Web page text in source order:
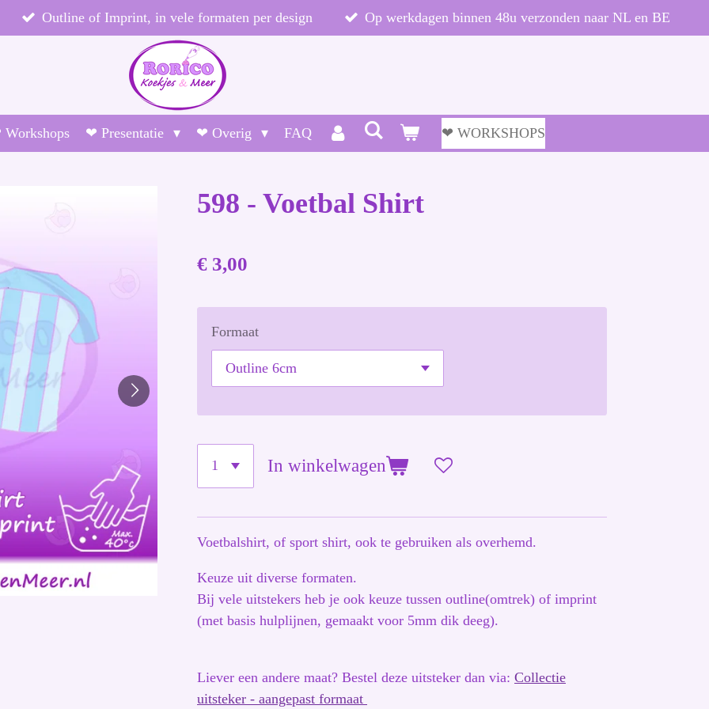
Outline of Imprint, in vele formaten per design Op werkdagen binnen 48u verzonden naar NL en BE
❤ Presentatie ❤ Overig FAQ ❤ WORKSHOPS
598 - Voetbal Shirt
€ 3,00
Formaat
In winkelwagen
Voetbalshirt, of sport shirt, ook te gebruiken als overhemd.
Keuze uit diverse formaten.
Bij vele uitstekers heb je ook keuze tussen outline(omtrek) of imprint
(met basis hulplijnen, gemaakt voor 5mm dik deeg).
Liever een andere maat? Bestel deze uitsteker dan via: Collectie
uitsteker - aangepast formaat